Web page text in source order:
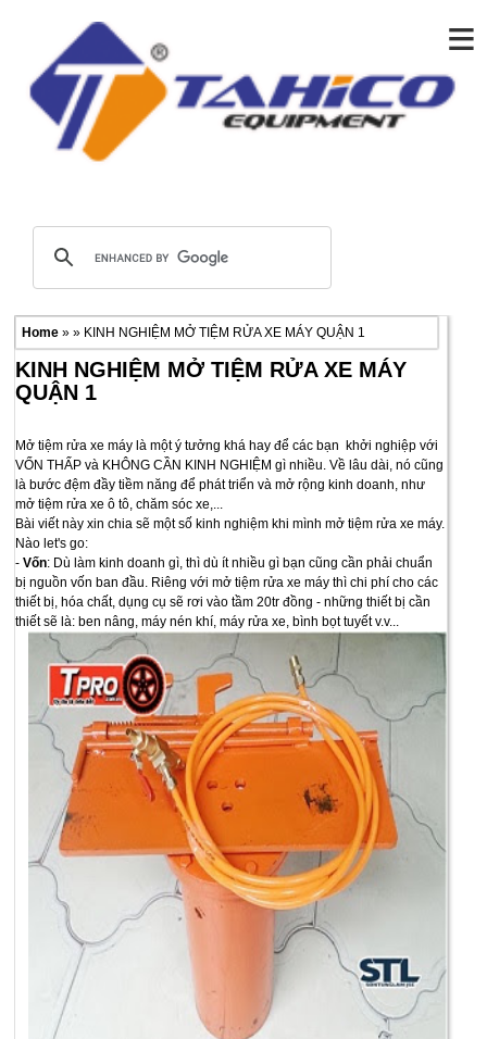
≡
Home» » KINH NGHIỆM MỞ TIỆM RỬA XE MÁY QUẬN 1
KINH NGHIỆM MỞ TIỆM RỬA XE MÁY
QUẬN 1
Mở tiệm rửa xe máy là một ý tưởng khá hay để các bạn khởi nghiệp với
VỐN THẤP và KHÔNG CẦN KINH NGHIỆM gì nhiều. Về lâu dài, nó cũng
là bước đệm đầy tiềm năng để phát triển và mở rộng kinh doanh, như
mở tiệm rửa xe ô tô, chăm sóc xe,...
Bài viết này xin chia sẽ một số kinh nghiệm khi mình mở tiệm rửa xe máy.
Nào let's go:
-Vốn: Dù làm kinh doanh gì, thì dù ít nhiều gì bạn cũng cần phải chuẩn
bị nguồn vốn ban đầu. Riêng với mở tiệm rửa xe máy thì chi phí cho các
thiết bị, hóa chất, dụng cụ sẽ rơi vào tầm 20tr đồng - những thiết bị cần
thiết sẽ là: ben nâng, máy nén khí, máy rửa xe, bình bọt tuyết v.v...